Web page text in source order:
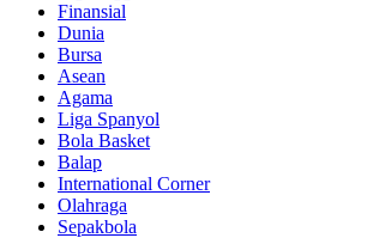
Finansial
Dunia
Bursa
Asean
Agama
Liga Spanyol
Bola Basket
Balap
International Corner
Olahraga
Sepakbola